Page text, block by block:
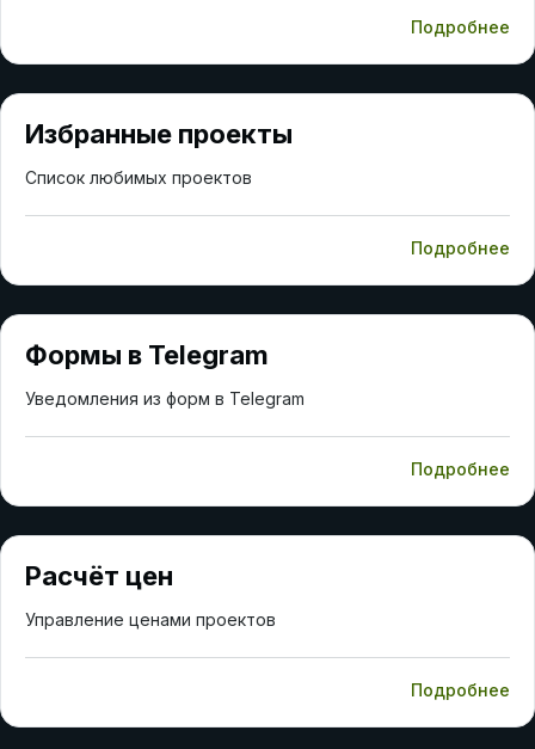
Подробнее
Избранные проекты
Список любимых проектов
Подробнее
Формы в Telegram
Уведомления из форм в Telegram
Подробнее
Расчёт цен
Управление ценами проектов
Подробнее